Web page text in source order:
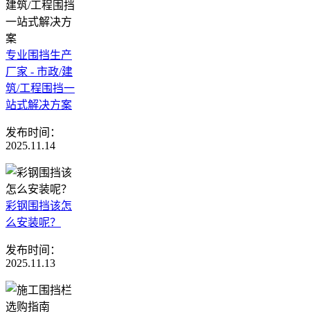
专业围挡生产
厂家 - 市政/建
筑/工程围挡一
站式解决方案
发布时间：
2025.11.14
彩钢围挡该怎
么安装呢？
发布时间：
2025.11.13